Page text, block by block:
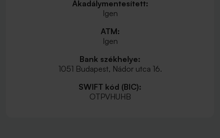
Akadálymentesített:
Igen
ATM:
Igen
Bank székhelye:
1051 Budapest, Nádor utca 16.
SWIFT kód (BIC):
OTPVHUHB